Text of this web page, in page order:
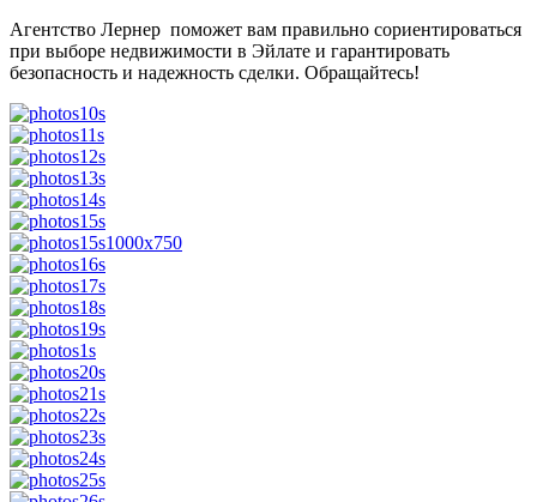
Агентство Лернер поможет вам правильно сориентироваться
при выборе недвижимости в Эйлате и гарантировать
безопасность и надежность сделки. Обращайтесь!